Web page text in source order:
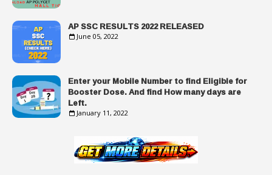
AP SSC RESULTS 2022 RELEASED
June 05, 2022
Enter your Mobile Number to find Eligible for
Booster Dose. And find How many days are
Left.
January 11, 2022